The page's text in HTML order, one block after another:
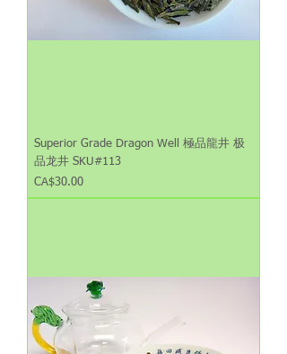
Superior Grade Dragon Well 極品龍井 极
品龙井 SKU#113
Price
CA$30.00